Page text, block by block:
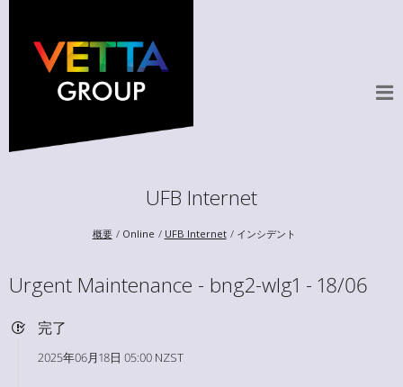
UFB Internet
概要 Online UFB Internet インシデント
Urgent Maintenance - bng2-wlg1 - 18/06
完了
2025年06月18日 05:00 NZST